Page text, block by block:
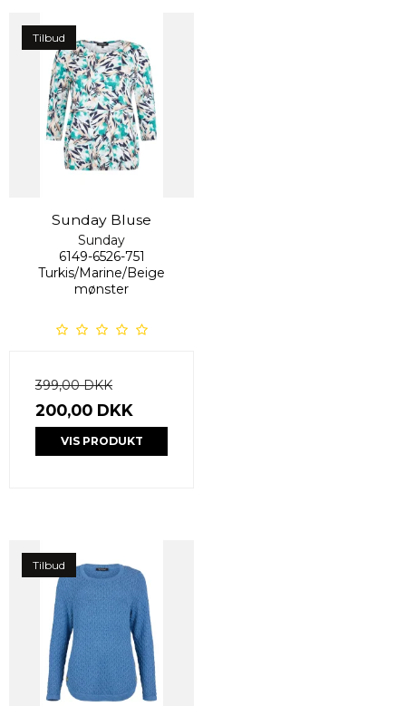
Tilbud
Sunday Bluse
Sunday
6149-6526-751
Turkis/Marine/Beige
mønster
399,00 DKK
200,00 DKK
VIS PRODUKT
Tilbud